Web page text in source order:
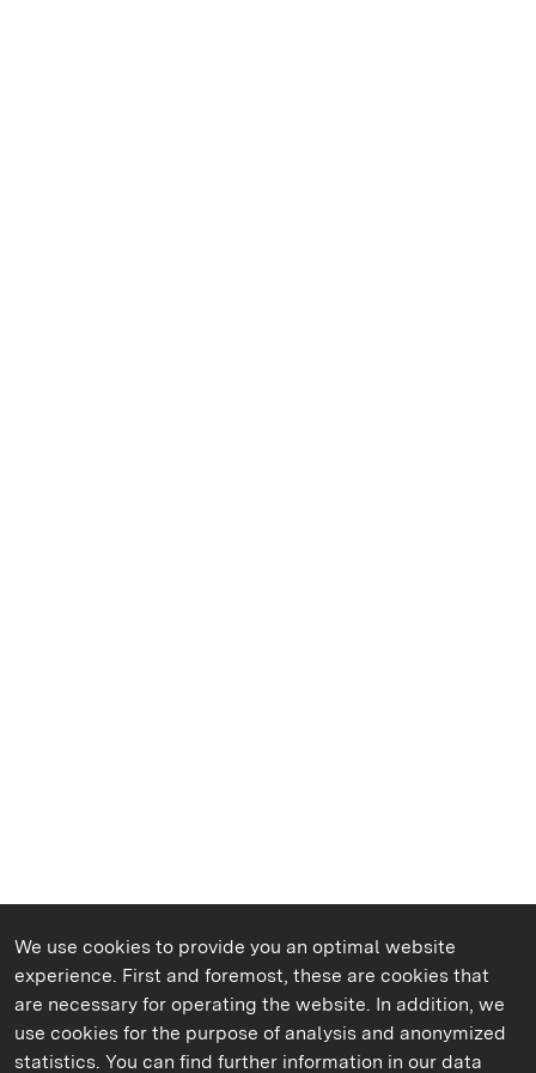
We use cookies to provide you an optimal website
experience. First and foremost, these are cookies that
are necessary for operating the website. In addition, we
use cookies for the purpose of analysis and anonymized
statistics. You can find further information in our data
State Palaces and Gardens of Baden-Wuerttemberg